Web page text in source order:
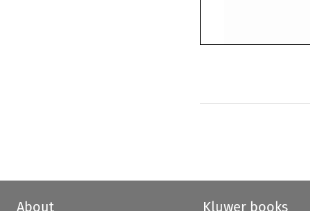
About Kluwer books